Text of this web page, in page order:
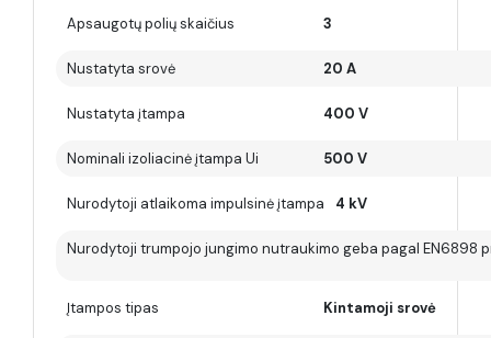
Apsaugotų polių skaičius 3
Nustatyta srovė 20 A
Nustatyta įtampa 400 V
Nominali izoliacinė įtampa Ui 500 V
Nurodytoji atlaikoma impulsinė įtampa 4 kV
Nurodytoji trumpojo jungimo nutraukimo geba pagal EN6898
Įtampos tipas Kintamoji srovė